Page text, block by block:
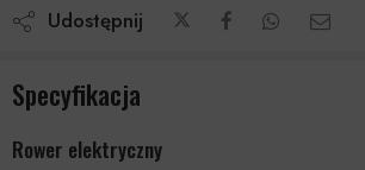
Udostępnij
Specyfikacja
Rower elektryczny